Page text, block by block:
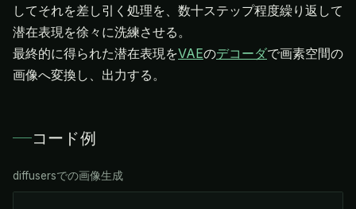
してそれを差し引く処理を、数十ステップ程度繰り返して
潜在表現を徐々に洗練させる。
最終的に得られた潜在表現をVAEのデコーダで画素空間の
画像へ変換し、出力する。
コード例
diffusersでの画像生成